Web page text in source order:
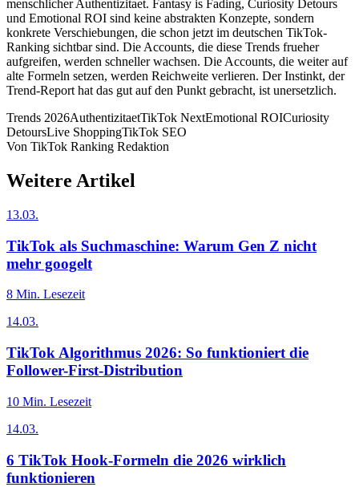
menschlicher Authentizitaet. Fantasy is Fading, Curiosity Detours
und Emotional ROI sind keine abstrakten Konzepte, sondern
konkrete Verschiebungen, die schon jetzt im deutschen TikTok-
Ranking sichtbar sind. Die Accounts, die diese Trends frueher
aufgreifen, werden schneller wachsen. Die Accounts, die weiter auf
alte Formeln setzen, werden Reichweite verlieren. Der Instinkt, der
Trend-Report hat das gut auf den Punkt gebracht, ist unersetzlich.
Trends 2026AuthentizitaetTikTok NextEmotional ROICuriosity
DetoursLive ShoppingTikTok SEO
Von TikTok Ranking Redaktion
Weitere Artikel
13.03.
TikTok als Suchmaschine: Warum Gen Z nicht
mehr googelt
8 Min. Lesezeit
14.03.
TikTok Algorithmus 2026: So funktioniert die
Follower-First-Distribution
10 Min. Lesezeit
14.03.
6 TikTok Hook-Formeln die 2026 wirklich
funktionieren